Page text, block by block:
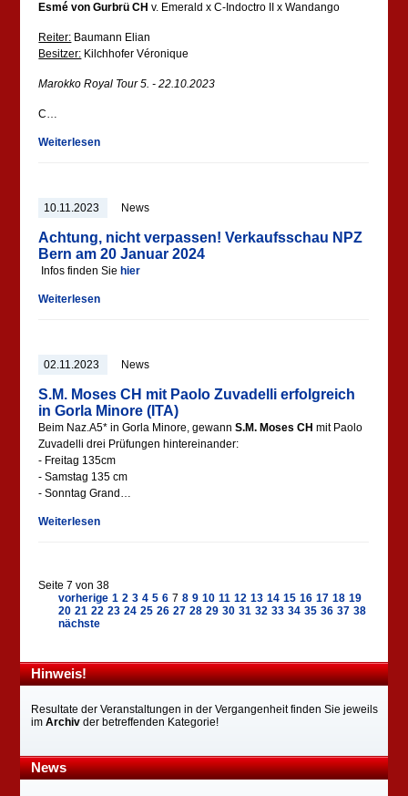
Esmé von Gurbrü CH v. Emerald x C-Indoctro II x Wandango
Reiter: Baumann Elian
Besitzer: Kilchhofer Véronique
Marokko Royal Tour 5. - 22.10.2023
C…
Weiterlesen
10.11.2023 News
Achtung, nicht verpassen! Verkaufsschau NPZ
Bern am 20 Januar 2024
Infos finden Sie hier
Weiterlesen
02.11.2023 News
S.M. Moses CH mit Paolo Zuvadelli erfolgreich
in Gorla Minore (ITA)
Beim Naz.A5* in Gorla Minore, gewannS.M. Moses CHmit Paolo
Zuvadelli drei Prüfungen hintereinander:
- Freitag 135cm
- Samstag 135 cm
- Sonntag Grand…
Weiterlesen
Seite 7 von 38
vorherige 1 2 3 4 5 6 7 8 9 10 11 12 13 14 15 16 17 18 19
20 21 22 23 24 25 26 27 28 29 30 31 32 33 34 35 36 37 38
nächste
Hinweis!
Resultate der Veranstaltungen in der Vergangenheit finden Sie jeweils
imArchiv der betreffenden Kategorie!
News